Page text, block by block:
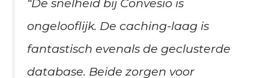
“De snelheid bij Convesio is
ongelooflijk. De caching-laag is
fantastisch evenals de geclusterde
database. Beide zorgen voor